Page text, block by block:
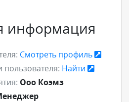
информация
Смотреть профиль
пользователя: Найти
Ооо Коэмз